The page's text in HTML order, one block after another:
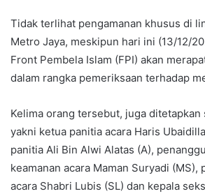
Tidak terlihat pengamanan khusus di
Metro Jaya, meskipun hari ini (13/12/
Front Pembela Islam (FPI) akan
dalam rangka pemeriksaan terhadap
Kelima orang tersebut, juga ditetapkan
yakni ketua panitia acara Haris
panitia Ali Bin Alwi Alatas (A),
keamanan acara Maman Suryadi (MS),
acara Shabri Lubis (SL) dan kepala